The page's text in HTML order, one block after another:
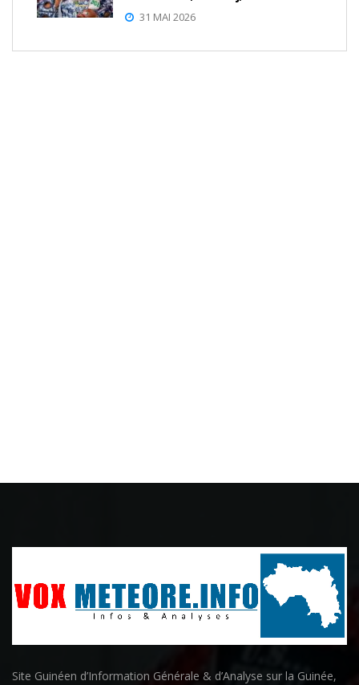
31 MAI 2026
Site Guinéen d’Information Générale & d’Analyse sur la Guinée,